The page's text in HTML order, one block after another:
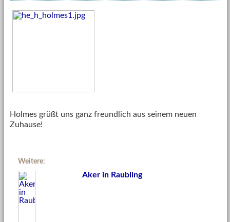
Holmes grüßt uns ganz freundlich aus seinem neuen
Zuhause!
Weitere:
Aker in Raubling